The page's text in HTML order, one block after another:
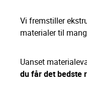
Vi fremstiller
materialer til
Uanset
du får det bedste